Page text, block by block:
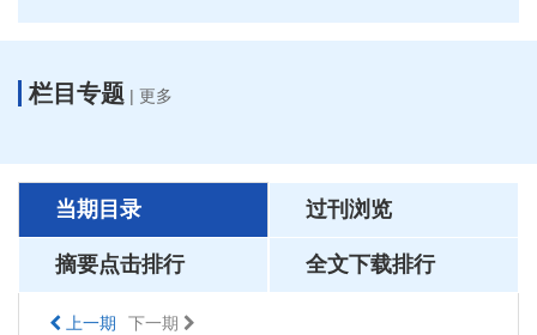
栏目专题 | 更多
当期目录 过刊浏览
摘要点击排行 全文下载排行
上一期 下一期